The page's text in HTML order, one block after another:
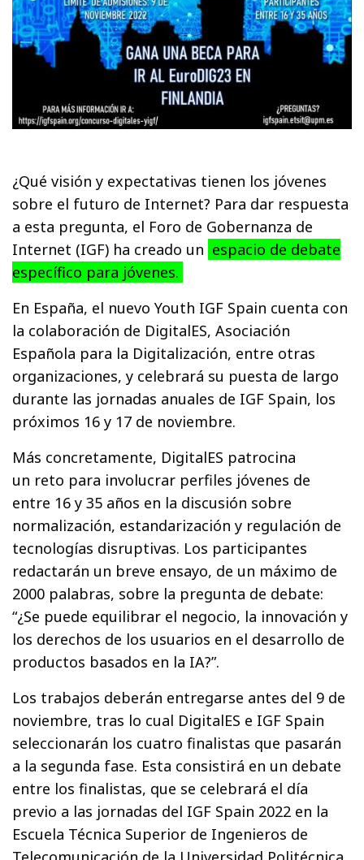
¿Qué visión y expectativas tienen los jóvenes
sobre el futuro de Internet? Para dar respuesta
a esta pregunta, el Foro de Gobernanza de
Internet (IGF) ha creado un espacio de debate
específico para jóvenes.
En España, el nuevo Youth IGF Spain cuenta con
la colaboración de DigitalES, Asociación
Española para la Digitalización, entre otras
organizaciones, y celebrará su puesta de largo
durante las jornadas anuales de IGF Spain, los
próximos 16 y 17 de noviembre.
Más concretamente, DigitalES patrocina
un reto para involucrar perfiles jóvenes de
entre 16 y 35 años en la discusión sobre
normalización, estandarización y regulación de
tecnologías disruptivas. Los participantes
redactarán un breve ensayo, de un máximo de
2000 palabras, sobre la pregunta de debate:
“¿Se puede equilibrar el negocio, la innovación y
los derechos de los usuarios en el desarrollo de
productos basados en la IA?”.
Los trabajos deberán entregarse antes del 9 de
noviembre, tras lo cual DigitalES e IGF Spain
seleccionarán los cuatro finalistas que pasarán
a la segunda fase. Esta consistirá en un debate
entre los finalistas, que se celebrará el día
previo a las jornadas del IGF Spain 2022 en la
Escuela Técnica Superior de Ingenieros de